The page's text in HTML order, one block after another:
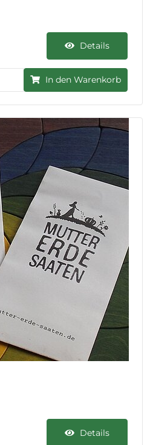
Details
In den Warenkorb
Details